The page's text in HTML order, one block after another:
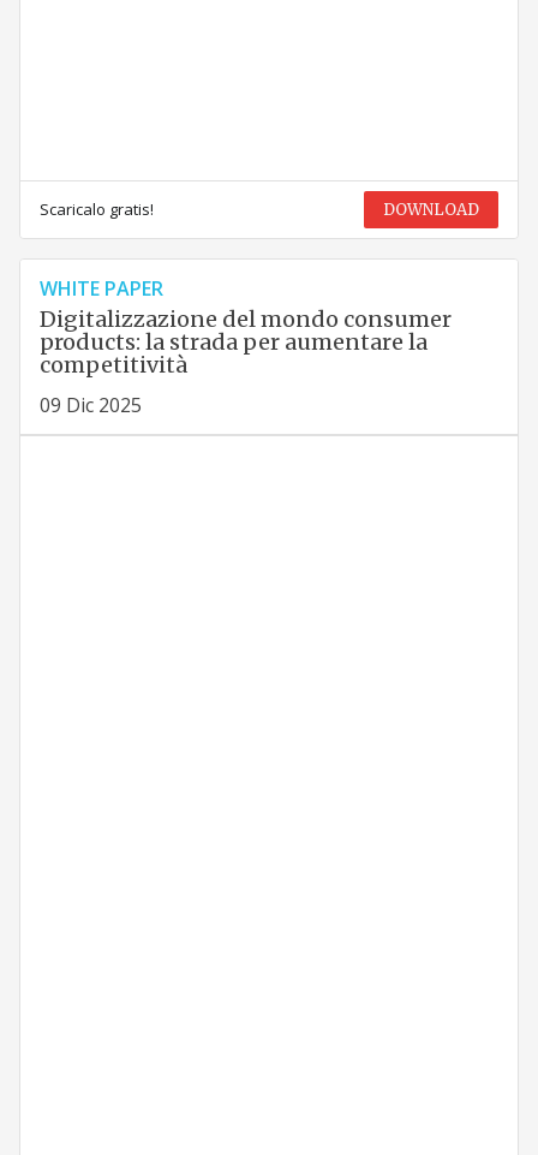
Scaricalo gratis! DOWNLOAD
WHITE PAPER
Digitalizzazione del mondo consumer
products: la strada per aumentare la
competitività
09 Dic 2025